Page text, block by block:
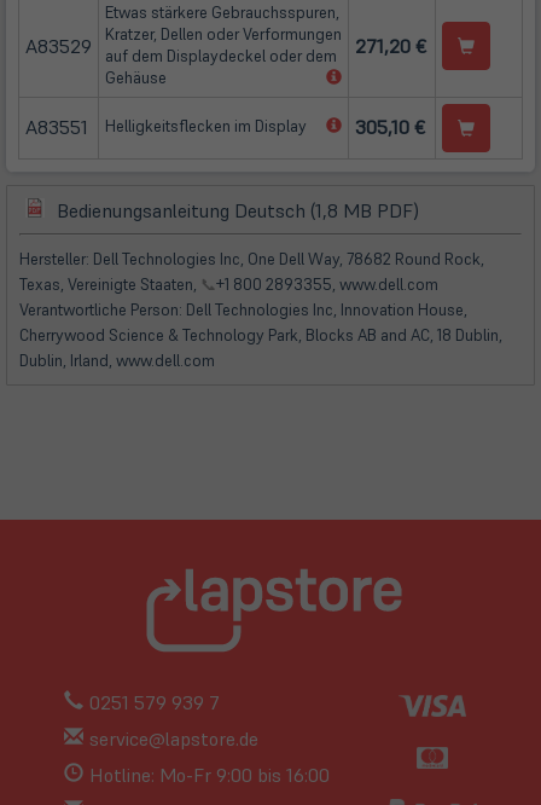
A83529
Etwas stärkere Gebrauchsspuren,
Kratzer, Dellen oder Verformungen
auf dem Displaydeckel oder dem
Gehäuse
(öffnet
neuem
271,20 €
A83551 Helligkeitsflecken im Display
(öffnet
305,10 €
(öffnet
in
neuem
Tab)
Bedienungsanleitung Deutsch (1,8 MB PDF)
in
neuem
Tab)
Hersteller: Dell Technologies Inc, One Dell Way, 78682 Round Rock,
Texas, Vereinigte Staaten, 📞+1 800 2893355, www.dell.com
Verantwortliche Person: Dell Technologies Inc, Innovation House,
Cherrywood Science & Technology Park, Blocks AB and AC, 18 Dublin,
Dublin, Irland, www.dell.com
0251 579 939 7
service@lapstore.de
Hotline: Mo-Fr 9:00 bis 16:00